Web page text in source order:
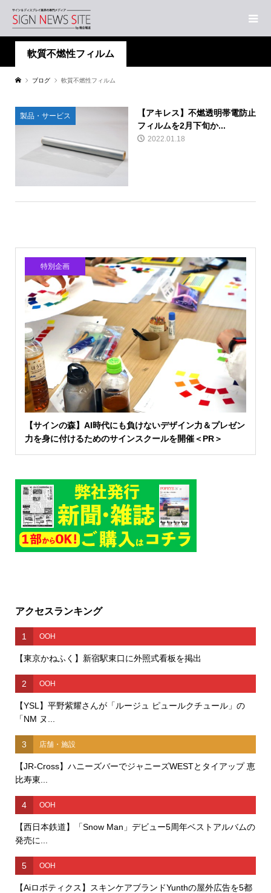
軟質不燃性フィルム
ブログ 軟質不燃性フィルム
製品・サービス
【アキレス】不燃透明帯電防止
フィルムを2月下旬か...
2022.01.18
特別企画
【サインの森】AI時代にも負けないデザイン力＆プレゼン
力を身に付けるためのサインスクールを開催＜PR＞
アクセスランキング
1 OOH
【東京かねふく】新宿駅東口に外照式看板を掲出
2 OOH
【YSL】平野紫耀さんが「ルージュ ピュールクチュール」の
「NM ヌ...
3 店舗・施設
【JR-Cross】ハニーズバーでジャニーズWESTとタイアップ 恵
比寿東...
4 OOH
【西日本鉄道】「Snow Man」デビュー5周年ベストアルバムの
発売に...
5 OOH
【Aiロボティクス】スキンケアブランドYunthの屋外広告を5都